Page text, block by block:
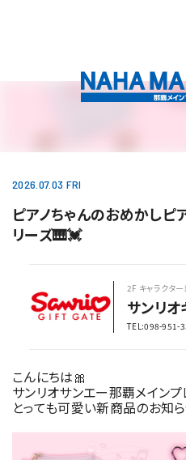
2026.07.03 FRI
ピアノちゃんのおめかしピ
リーズ🎹💓
2F キャラクタ
サンリオ
TEL:098-951-
こんにちは🎀
サンリオサンエー那覇メイン
とっても可愛い新商品のお知